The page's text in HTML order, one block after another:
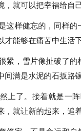
，就可以把幸福给自
样健忘的，同样的
才能够在痛苦中生活
，雪片像扯破了的
间满是水泥的石扳路
了。接着就是一阵
，就让新的起来，